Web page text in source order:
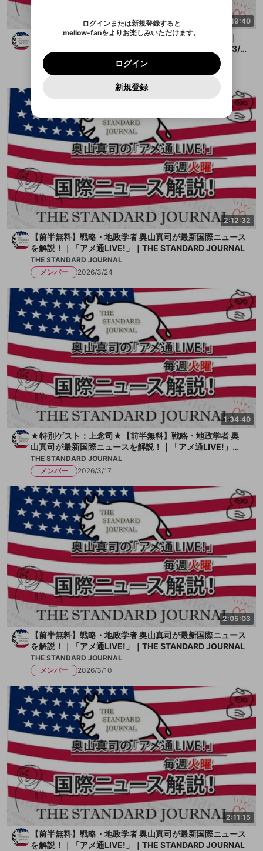
1:49:40
戦略・地政学者 奥山真司が最新国際ニュースを解説！｜
「アメ通LIVE!」｜THE STANDARD JOURNAL(2026/3/3
1)
THE STANDARD JOURNAL
メンバー
2:12:32
【前半無料】戦略・地政学者 奥山真司が最新国際ニュース
を解説！｜「アメ通LIVE!」｜THE STANDARD JOURNAL
THE STANDARD JOURNAL
メンバー
2026/3/24
1:34:40
★特別ゲスト：上念司★【前半無料】戦略・地政学者 奥
山真司が最新国際ニュースを解説！｜「アメ通LIVE!」｜T
HE STANDARD JOURNAL
THE STANDARD JOURNAL
メンバー
2026/3/17
2:05:03
【前半無料】戦略・地政学者 奥山真司が最新国際ニュース
を解説！｜「アメ通LIVE!」｜THE STANDARD JOURNAL
THE STANDARD JOURNAL
メンバー
2026/3/10
2:11:15
【前半無料】戦略・地政学者 奥山真司が最新国際ニュース
を解説！｜「アメ通LIVE!」｜THE STANDARD JOURNAL
ユーザーの視聴環境によっては広告を表示すること
ができない場合があります。
詳しくはこちら
ば、通知をもれなく受け取れます！
インストール アプリで開く
Google
Yahoo! JAPAN
Appleでサインアップ
mellow-fanの利用規約・プライバシーポリシー・
サービスとのID連携に関する同意事項に同意頂いた上
で、次にお進みください
次にお進みください。
アカウント作成
mellow-fanからのお得な情報をメールで受
け取る
Google
Yahoo! JAPAN
Appleでサインイン
mellow-fanの利用規約・プライバシーポリシー・
サービスとのID連携に関する同意事項に同意頂いた上
で、次にお進みください
ログイン
パスワードを忘れた方はこちら
アカウントをお持ちですか？アカウントを作成する
ログインまたは新規登録すると
mellow-fanをよりお楽しみいただけます。
ログイン
新規登録
再設定する
のでご確認ください
OK
ご登録いただいた情報はサービスの向上を目的
として使用いたします。
一部サービスをご利用いただくには、生年月の
登録が必要です。
登録
あとで登録
メイン及びcs.openrec.co.jpドメイン）が受信拒否設
定に含まれていないかご確認ください。
入力
著作権の侵害
なりすまし行為
出会いを誘導する行為
ねずみ講やマルチ商法
誤解を招く配信設定
ゲームの録画禁止区域の配信
改造版・海賊版ソフトの配信
政治的・宗教的・人種的な内容
その他の問題
0
報告された問題については、利用規約に違反しているか
どうかをスタッフが確認します。
用することは、利用規約違反になります。
送信
閉じる
Discordアカウントを作成
Discordは第三者が提供するコミュニティーサービスで、
mellow-fanとは関わりがありません。Discordに関してのお
問い合わせにはお答えすることができません。Discordの仕
様変更により、限定コミュニティ特典の提供が終了する可能
します。
外部サービスとのID連携に関する同意事項
Discordとは？ Discordに参加する